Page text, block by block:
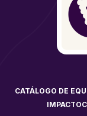
CATÁLOGO DE
IMPACTO